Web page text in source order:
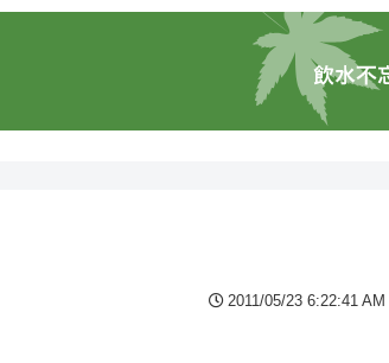
2011/05/23 6:22:41 AM